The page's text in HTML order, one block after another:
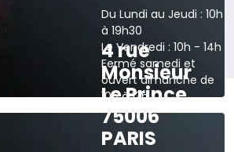
Du Lundi au Jeudi : 10h
à 19h30
Le Vendredi : 10h - 14h
Fermé samedi et
ouvert dimanche de
10h à 13h
Voir sur la carte
4 rue
Monsieur
Le Prince
75006
PARIS